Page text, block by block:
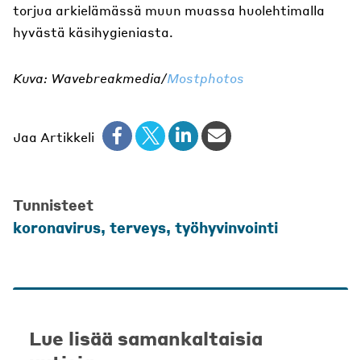
torjua arkielämässä muun muassa huolehtimalla
hyvästä käsihygieniasta.
Kuva: Wavebreakmedia/Mostphotos
Jaa Artikkeli
Tunnisteet
koronavirus, terveys, työhyvinvointi
Lue lisää samankaltaisia